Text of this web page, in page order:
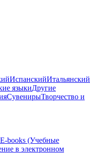
ИспанскийИтальянский
языкиДругие
СувенирыТворчество и
E-books (Учебные
в электронном